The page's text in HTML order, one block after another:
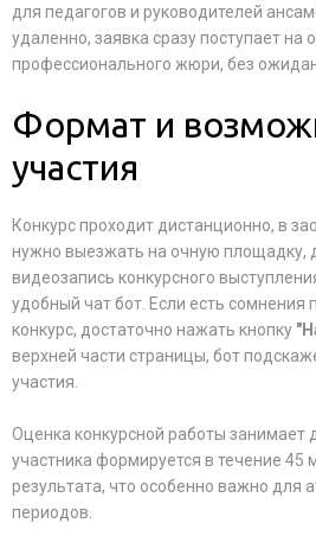
для педагогов и руководителей
удаленно, заявка сразу поступает на
профессионального жюри, без
Формат и
участия
Конкурс проходит дистанционно, в
нужно выезжать на очную площадку,
видеозапись конкурсного
удобный чат бот. Если есть сомнения
конкурс, достаточно нажать кнопку
верхней части страницы, бот
участия.
Оценка конкурсной работы занимает
участника формируется в течение 45
результата, что особенно важно для
периодов.